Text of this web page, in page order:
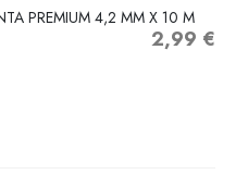
PREMIUM 4,2 MM X 10 M
Precio
2,99 €